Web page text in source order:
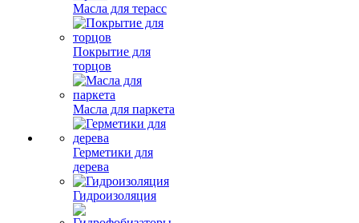
Масла для терасс
Покрытие для
торцов
Масла для паркета
Герметики для
дерева
Гидроизоляция